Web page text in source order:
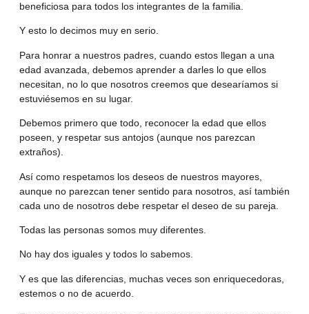
beneficiosa para todos los integrantes de la familia.
Y esto lo decimos muy en serio.
Para honrar a nuestros padres, cuando estos llegan a una
edad avanzada, debemos aprender a darles lo que ellos
necesitan, no lo que nosotros creemos que desearíamos si
estuviésemos en su lugar.
Debemos primero que todo, reconocer la edad que ellos
poseen, y respetar sus antojos (aunque nos parezcan
extraños).
Así como respetamos los deseos de nuestros mayores,
aunque no parezcan tener sentido para nosotros, así también
cada uno de nosotros debe respetar el deseo de su pareja.
Todas las personas somos muy diferentes.
No hay dos iguales y todos lo sabemos.
Y es que las diferencias, muchas veces son enriquecedoras,
estemos o no de acuerdo.